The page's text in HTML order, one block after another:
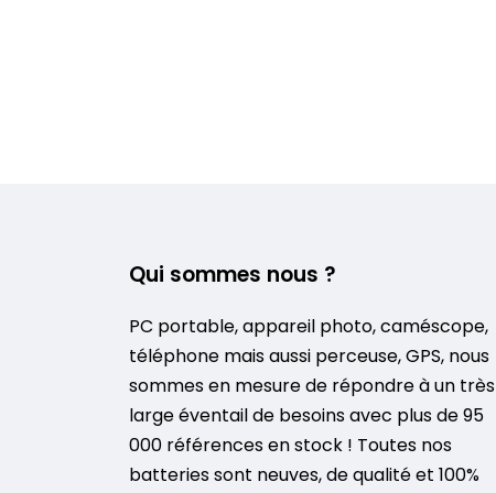
Qui sommes nous ?
PC portable, appareil photo, caméscope,
téléphone mais aussi perceuse, GPS, nous
sommes en mesure de répondre à un très
large éventail de besoins avec plus de 95
000 références en stock ! Toutes nos
batteries sont neuves, de qualité et 100%